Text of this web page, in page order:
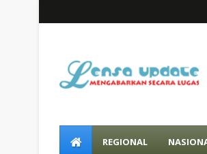
REGIONAL